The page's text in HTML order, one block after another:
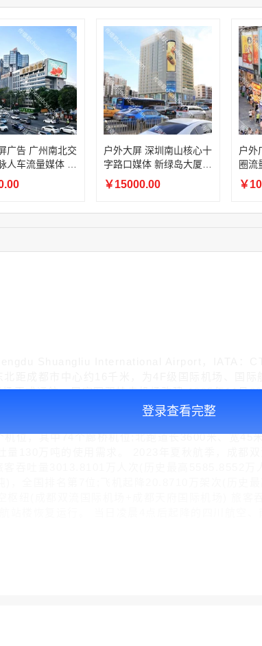
16:09:07 182****6963 联系了该媒体所在商家
08:36:41 191****0991 联系了该媒体所在商家
186****8762
联系了该媒体所在商家
18:11:20
166****9198
联系了该媒体所在商家
17:17:23 182****1341 联系了该媒体所在商家
03:00:41 153****4020 联系了该媒体所在商家
州南北交
人车流量媒体 南
大屏一站式
户外大屏 深圳南山核心十
字路口媒体 新绿岛大厦高
清竖屏广告点位招商
￥15000.00
户外
圈流
户外
投放
￥
正式通航，属空军双桂寺机场改建;1995年11月
国际机场T1航站楼启用;2011年5月5日，成都双流
机位，其中74个廊桥机位;北跑道长3600米、宽45
登录查看完整